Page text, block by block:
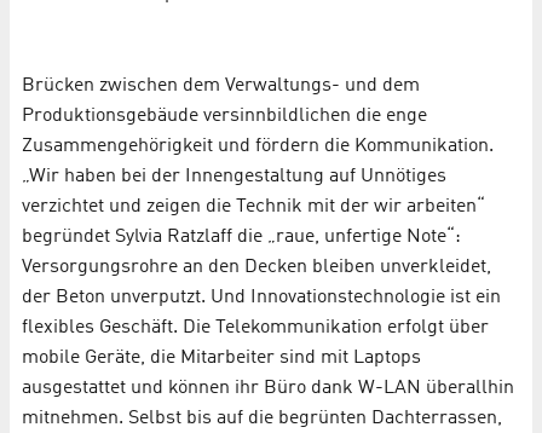
Brücken zwischen dem Verwaltungs- und dem
Produktionsgebäude versinnbildlichen die enge
Zusammengehörigkeit und fördern die Kommunikation.
„Wir haben bei der Innengestaltung auf Unnötiges
verzichtet und zeigen die Technik mit der wir arbeiten“
begründet Sylvia Ratzlaff die „raue, unfertige Note“:
Versorgungsrohre an den Decken bleiben unverkleidet,
der Beton unverputzt. Und Innovationstechnologie ist ein
flexibles Geschäft. Die Telekommunikation erfolgt über
mobile Geräte, die Mitarbeiter sind mit Laptops
ausgestattet und können ihr Büro dank W-LAN überallhin
mitnehmen. Selbst bis auf die begrünten Dachterrassen,